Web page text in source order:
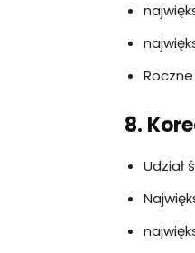
Roczne
8.
Udział